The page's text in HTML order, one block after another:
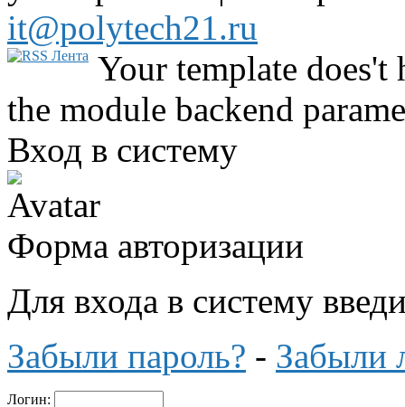
it@polytech21.ru
Your template
the module backend
Вход в систему
Форма авторизации
Для входа в систему
Забыли пароль? - Забыли
Логин: